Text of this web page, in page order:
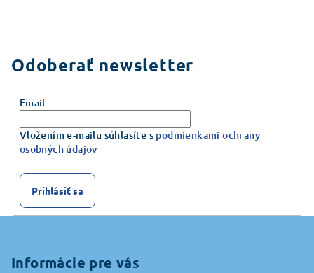
Odoberať newsletter
Email
Vložením e-mailu súhlasíte s podmienkami ochrany
osobných údajov
Prihlásiť sa
Informácie pre vás